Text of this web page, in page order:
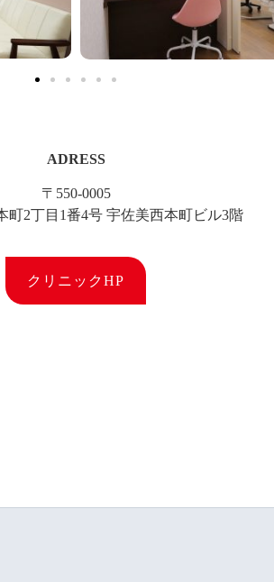
ADRESS
〒550-0005
町2丁目1番4号 宇佐美西本町ビル3階
クリニックHP